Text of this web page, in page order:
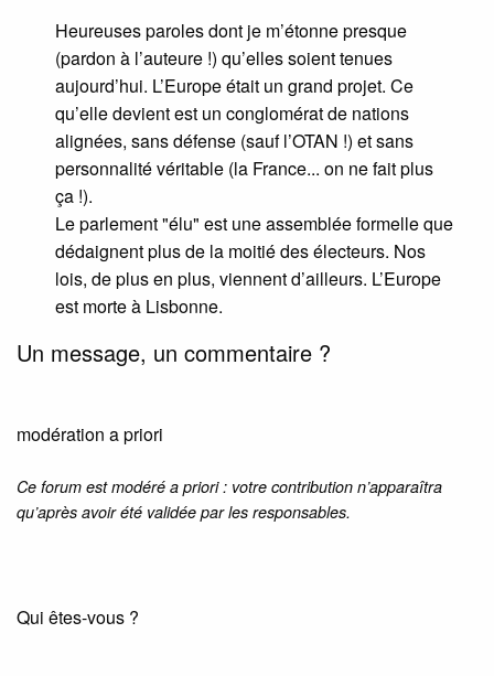
Heureuses paroles dont je m’étonne presque
(pardon à l’auteure !) qu’elles soient tenues
aujourd’hui. L’Europe était un grand projet. Ce
qu’elle devient est un conglomérat de nations
alignées, sans défense (sauf l’OTAN !) et sans
personnalité véritable (la France... on ne fait plus
ça !).
Le parlement "élu" est une assemblée formelle que
dédaignent plus de la moitié des électeurs. Nos
lois, de plus en plus, viennent d’ailleurs. L’Europe
est morte à Lisbonne.
Un message, un commentaire ?
modération a priori
Ce forum est modéré a priori : votre contribution n’apparaîtra
qu’après avoir été validée par les responsables.
Qui êtes-vous ?